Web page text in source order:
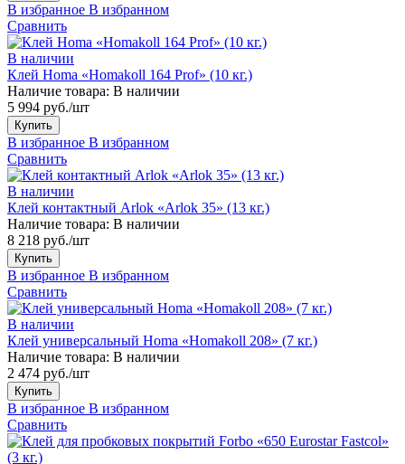
В избранное В избранном
Сравнить
В наличии
Клей Homa «Homakoll 164 Prof» (10 кг.)
Наличие товара: В наличии
5 994 руб./шт
Купить
В избранное В избранном
Сравнить
В наличии
Клей контактный Arlok «Arlok 35» (13 кг.)
Наличие товара: В наличии
8 218 руб./шт
Купить
В избранное В избранном
Сравнить
В наличии
Клей универсальный Homa «Homakoll 208» (7 кг.)
Наличие товара: В наличии
2 474 руб./шт
Купить
В избранное В избранном
Сравнить